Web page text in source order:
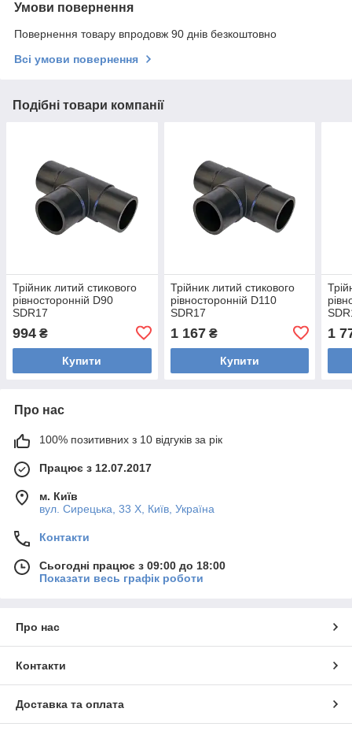
Умови повернення
Повернення товару впродовж 90 днів безкоштовно
Всі умови повернення
Подібні товари компанії
Трійник литий стикового
рівносторонній D90
SDR17
994 ₴
Купити
Трійник литий стикового
рівносторонній D110
SDR17
1 167₴
Купити
1
Про нас
100% позитивних з 10 відгуків за рік
Працює з 12.07.2017
м. Київ
вул. Сирецька, 33 Х, Київ, Україна
Контакти
Сьогодні працює з 09:00 до 18:00
Показати весь графік роботи
Про нас
Контакти
Доставка та оплата